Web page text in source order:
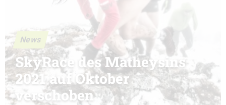
News
SkyRace des Matheysins
2021 auf Oktober
verschoben